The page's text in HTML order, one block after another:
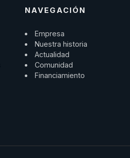
NAVEGACIÓN
Empresa
Nuestra historia
Actualidad
Comunidad
Financiamiento